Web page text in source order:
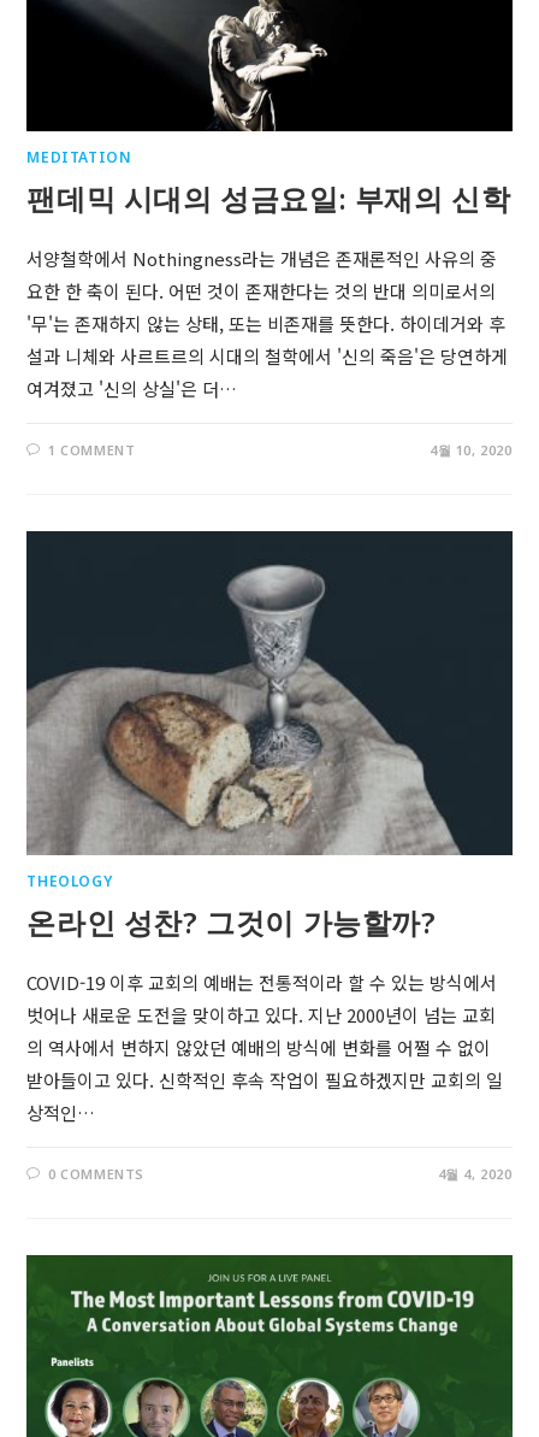
MEDITATION
팬데믹 시대의 성금요일: 부재의 신학
서양철학에서 Nothingness라는 개념은 존재론적인 사유의 중
요한 한 축이 된다. 어떤 것이 존재한다는 것의 반대 의미로서의
'무'는 존재하지 않는 상태, 또는 비존재를 뜻한다. 하이데거와 후
설과 니체와 사르트르의 시대의 철학에서 '신의 죽음'은 당연하게
여겨졌고 '신의 상실'은 더…
1 COMMENT 4월 10, 2020
THEOLOGY
온라인 성찬? 그것이 가능할까?
COVID-19 이후 교회의 예배는 전통적이라 할 수 있는 방식에서
벗어나 새로운 도전을 맞이하고 있다. 지난 2000년이 넘는 교회
의 역사에서 변하지 않았던 예배의 방식에 변화를 어쩔 수 없이
받아들이고 있다. 신학적인 후속 작업이 필요하겠지만 교회의 일
상적인…
0 COMMENTS 4월 4, 2020